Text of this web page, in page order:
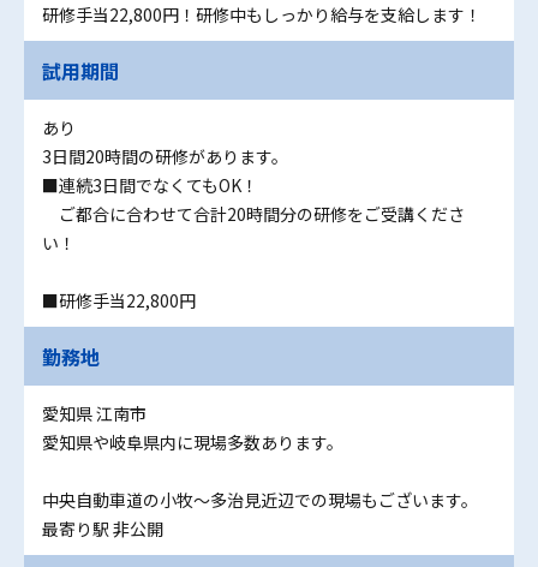
研修手当22,800円！研修中もしっかり給与を支給します！
試用期間
あり
3日間20時間の研修があります。
■連続3日間でなくてもOK！
ご都合に合わせて合計20時間分の研修をご受講くださ
い！
■研修手当22,800円
勤務地
愛知県 江南市
愛知県や岐阜県内に現場多数あります。
中央自動車道の小牧～多治見近辺での現場もございます。
最寄り駅 非公開